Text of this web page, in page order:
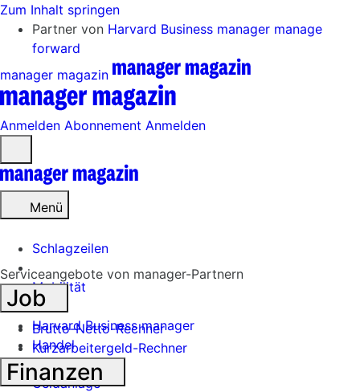
Zum Inhalt springen
Partner von Harvard Business manager manage
forward
manager magazin
Anmelden Abonnement Anmelden
öffnen
Menü
Schlagzeilen
Mobilität
Tech
Harvard Business manager
Handel
Banken
Geldanlage
Serviceangebote von manager-Partnern
Job
Brutto-Netto-Rechner
Kurzarbeitergeld-Rechner
Finanzen